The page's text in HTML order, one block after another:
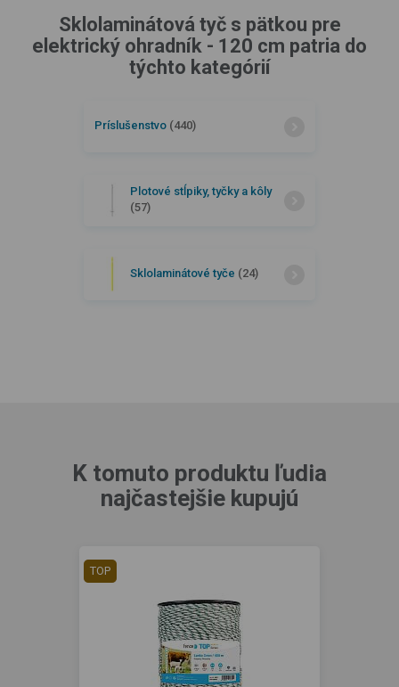
Sklolaminátová tyč s pätkou pre
elektrický ohradník - 120 cm patria do
týchto kategórií
Príslušenstvo (440)
Plotové stĺpiky, tyčky a kôly
(57)
Sklolaminátové tyče (24)
K tomuto produktu ľudia
najčastejšie kupujú
TOP